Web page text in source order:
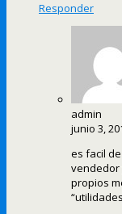
Responder
admin
junio 3,
es facil
vendedor
propios